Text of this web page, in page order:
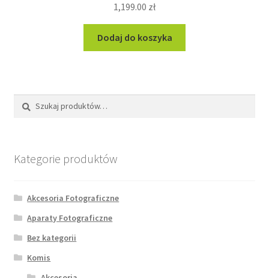
1,199.00 zł
Dodaj do koszyka
Szukaj:
Szukaj
Kategorie produktów
Akcesoria Fotograficzne
Aparaty Fotograficzne
Bez kategorii
Komis